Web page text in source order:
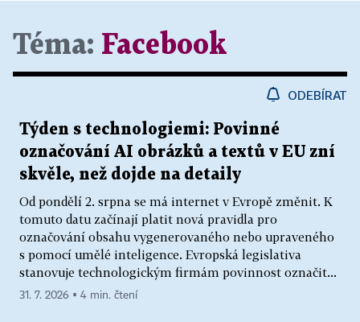
Téma: Facebook
ODEBÍRAT
Týden s technologiemi: Povinné
označování AI obrázků a textů v EU zní
skvěle, než dojde na detaily
Od pondělí 2. srpna se má internet v Evropě změnit. K
tomuto datu začínají platit nová pravidla pro
označování obsahu vygenerovaného nebo upraveného
s pomocí umělé inteligence. Evropská legislativa
stanovuje technologickým firmám povinnost označit...
31. 7. 2026 ▪ 4 min. čtení